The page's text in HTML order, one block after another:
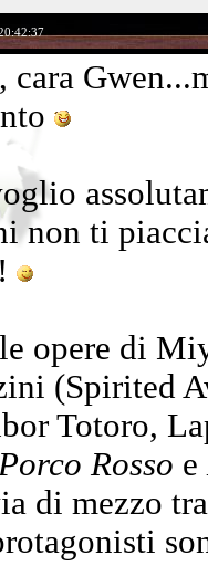
cara
non ti
opere di
(Spirited
Totoro,
Rosso e
di mezzo